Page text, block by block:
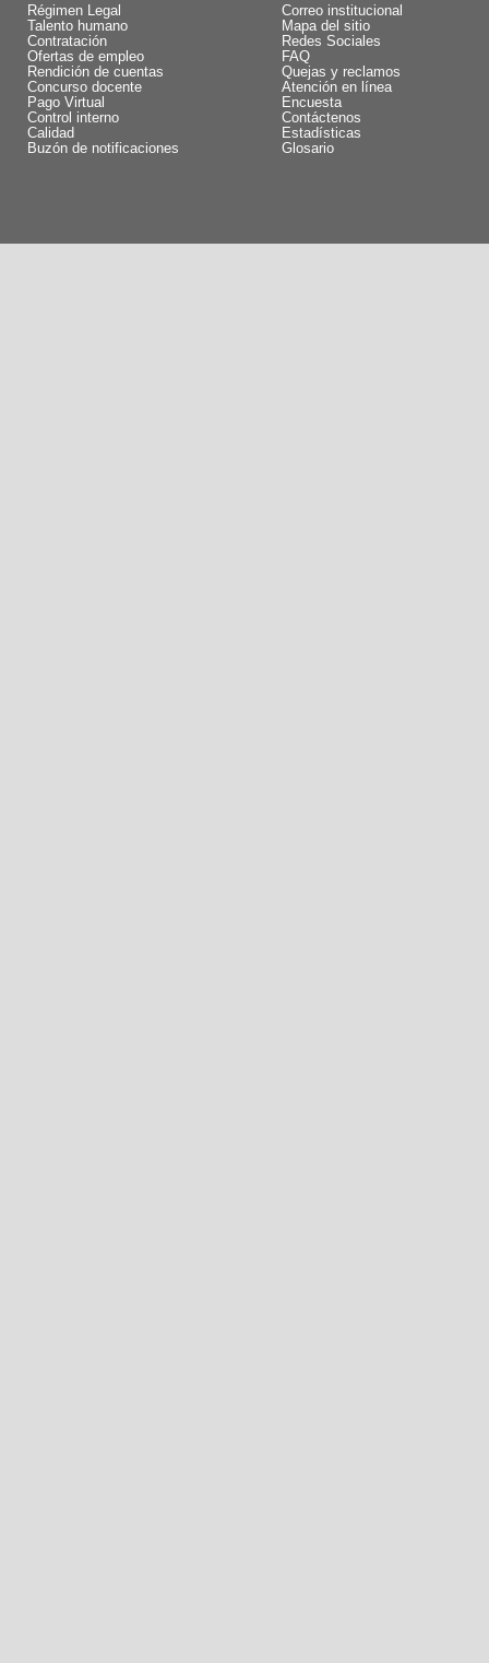
Régimen Legal
Talento humano
Contratación
Ofertas de empleo
Rendición de cuentas
Concurso docente
Pago Virtual
Control interno
Calidad
Buzón de notificaciones
Correo institucional
Mapa del sitio
Redes Sociales
FAQ
Quejas y reclamos
Atención en línea
Encuesta
Contáctenos
Estadísticas
Glosario